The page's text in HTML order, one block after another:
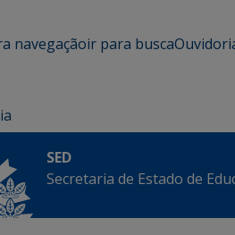
navegaçãoir para busca
SED
Secretaria de Estado de